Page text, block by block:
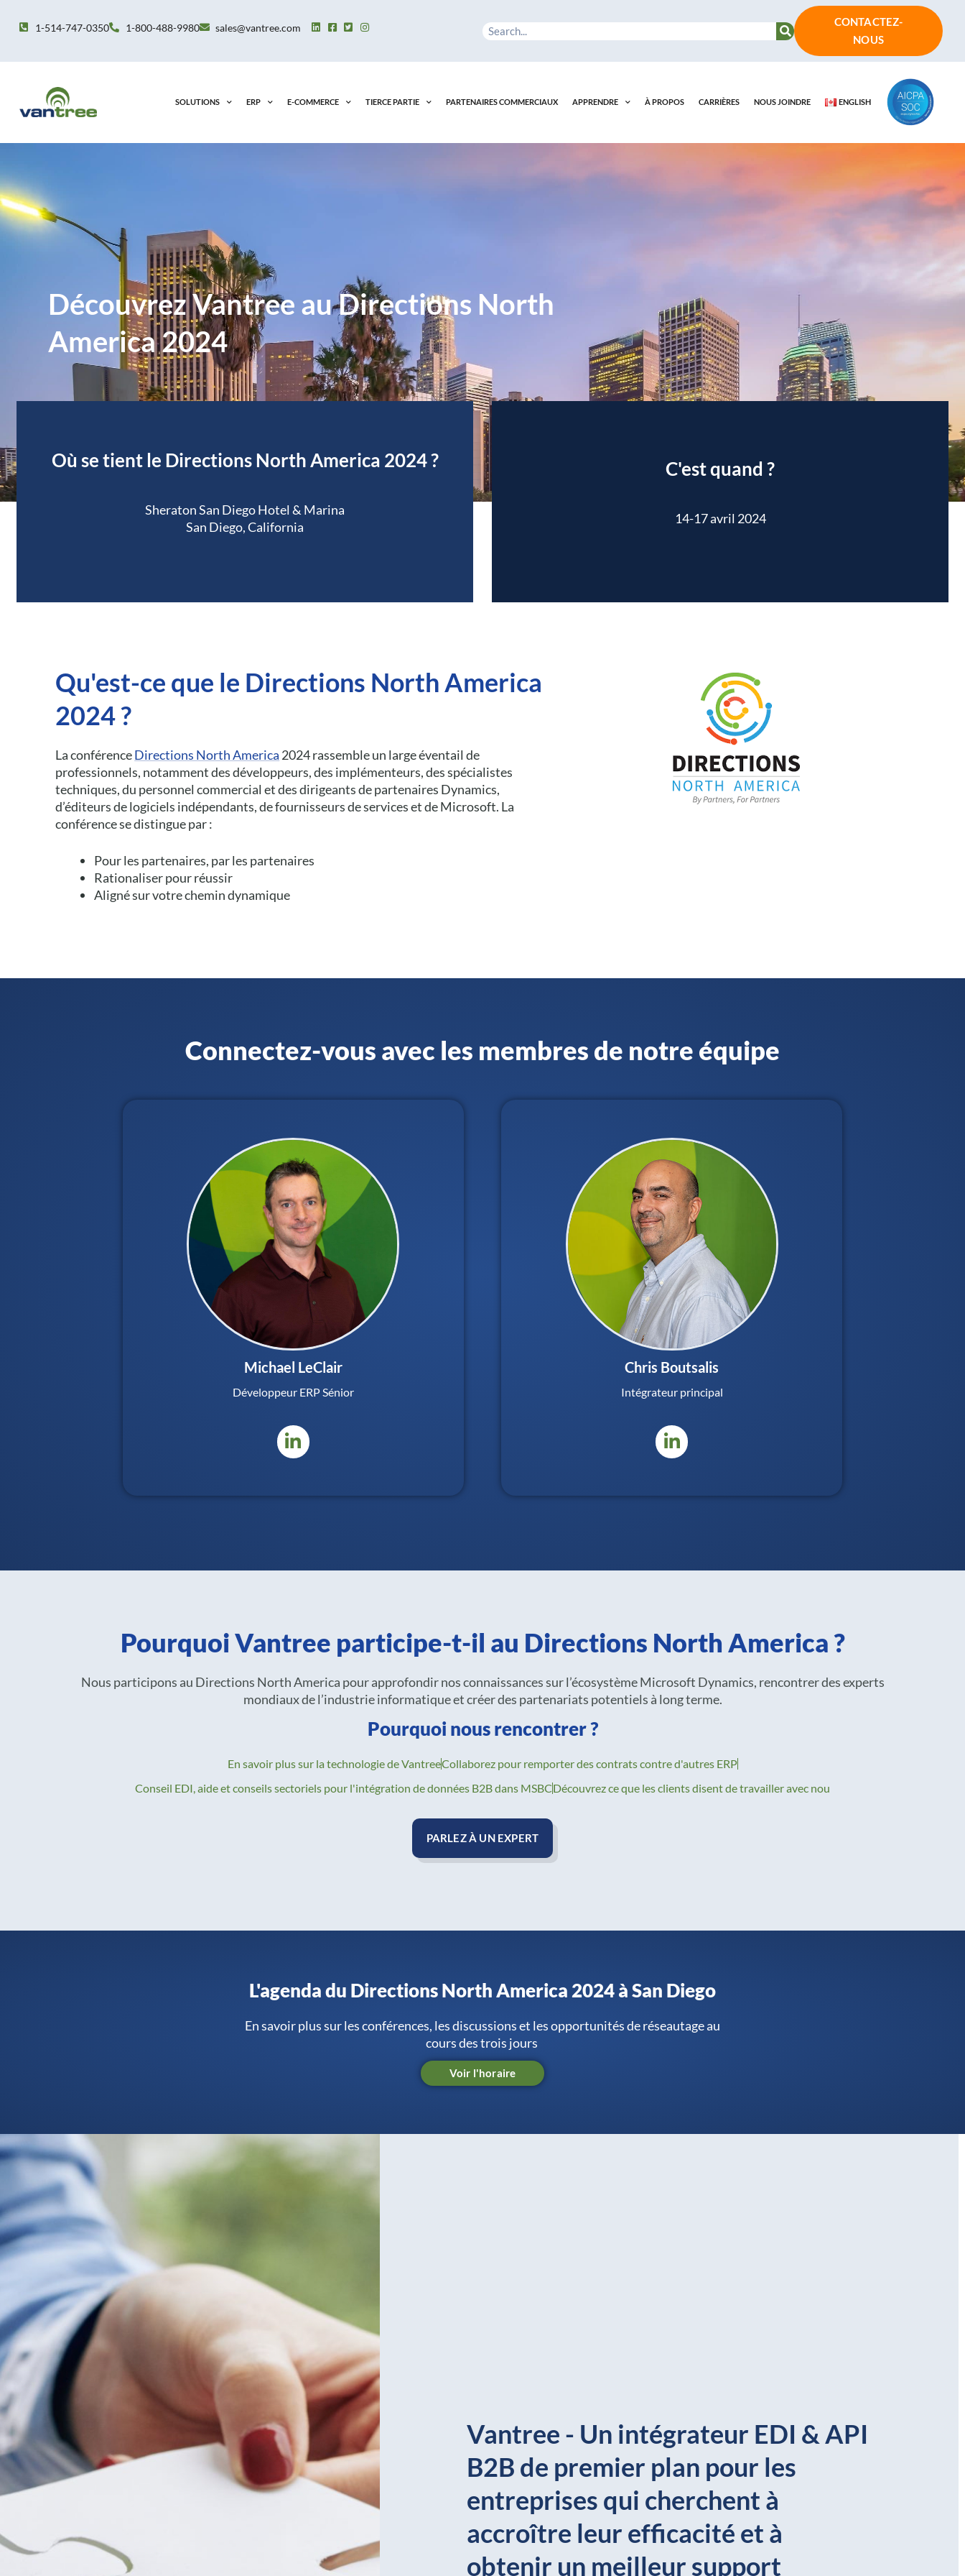
1-514-747-0350 1-800-488-9980 sales@vantree.com Rechercher
CONTACTEZ-
NOUS
SOLUTIONS ERP E-COMMERCE TIERCE PARTIE PARTENAIRES COMMERCIAUX APPRENDRE À PROPOS CARRIÈRES NOUS JOINDRE ENGLISH
Découvrez Vantree au Directions North
America 2024
Où se tient le Directions North America 2024 ?
Sheraton San Diego Hotel & Marina
San Diego, California
C'est quand ?
14-17 avril 2024
Qu'est-ce que le Directions North America
2024 ?
La conférenceDirections North America 2024 rassemble un large éventail de
professionnels, notamment des développeurs, des implémenteurs, des spécialistes
techniques, du personnel commercial et des dirigeants de partenaires Dynamics,
d’éditeurs de logiciels indépendants, de fournisseurs de services et de Microsoft. La
conférence se distingue par :
Pour les partenaires, par les partenaires
Rationaliser pour réussir
Aligné sur votre chemin dynamique
Connectez-vous avec les membres de notre équipe
Michael LeClair
Développeur ERP Sénior
Chris Boutsalis
Intégrateur principal
Pourquoi Vantree participe-t-il au Directions North America ?
Nous participons au Directions North America pour approfondir nos connaissances sur l’écosystème Microsoft Dynamics, rencontrer des experts
mondiaux de l’industrie informatique et créer des partenariats potentiels à long terme.
Pourquoi nous rencontrer ?
En savoir plus sur la technologie de VantreeCollaborez pour remporter des contrats contre d'autres ERP
Conseil EDI, aide et conseils sectoriels pour l'intégration de données B2B dans MSBCDécouvrez ce que les clients disent de travailler avec nou
PARLEZ À UN EXPERT
L'agenda du Directions North America 2024 à San Diego
En savoir plus sur les conférences, les discussions et les opportunités de réseautage au
cours des trois jours
Voir l'horaire
Vantree - Un intégrateur EDI & API
B2B de premier plan pour les
entreprises qui cherchent à
accroître leur efficacité et à
obtenir un meilleur support